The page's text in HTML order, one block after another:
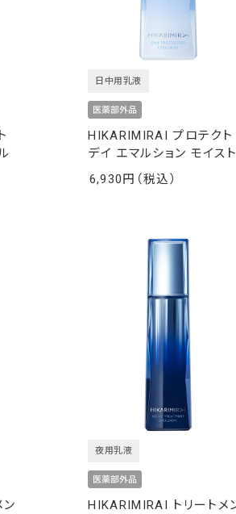
HIKARIMIRAI プロテクト
デイ エマルション モイスト
日中用乳液
6,930
HIKARIMIRAI トリートメ
夜用乳液